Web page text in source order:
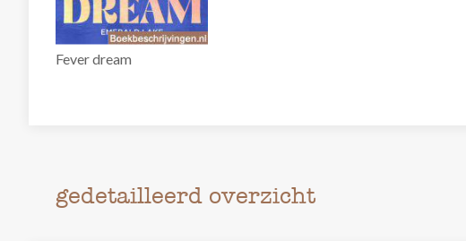
Fever dream
gedetailleerd overzicht